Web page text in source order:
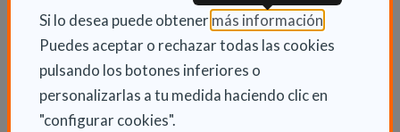
Si lo desea puede obtener más información
Puedes aceptar o rechazar todas las cookies
pulsando los botones inferiores o
personalizarlas a tu medida haciendo clic en
"configurar cookies".
INFORMACIÓN ADICIONAL